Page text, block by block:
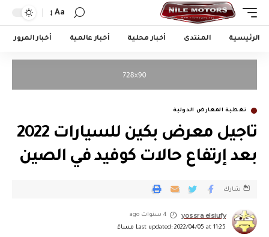
Aa
الرئيسية المنتدى أخبار محلية أخبار عالمية أخبار المرور
تغطية المعارض الدولية
تاجيل معرض بكين للسيارات 2022
بعد إرتفاع حالات كوفيد في الصين
Last updated: 2022/04/05 at 11:25 مساءً
yossra elsiufy 4 سنوات ago
شارك